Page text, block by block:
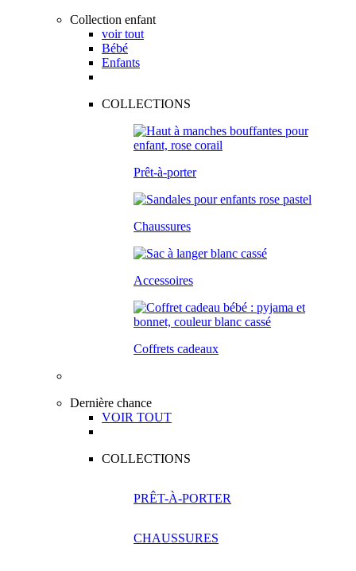
Collection enfant
voir tout
Bébé
Enfants
COLLECTIONS
Prêt-à-porter
Chaussures
Accessoires
Coffrets cadeaux
Dernière chance
VOIR TOUT
COLLECTIONS
PRÊT-À-PORTER
CHAUSSURES